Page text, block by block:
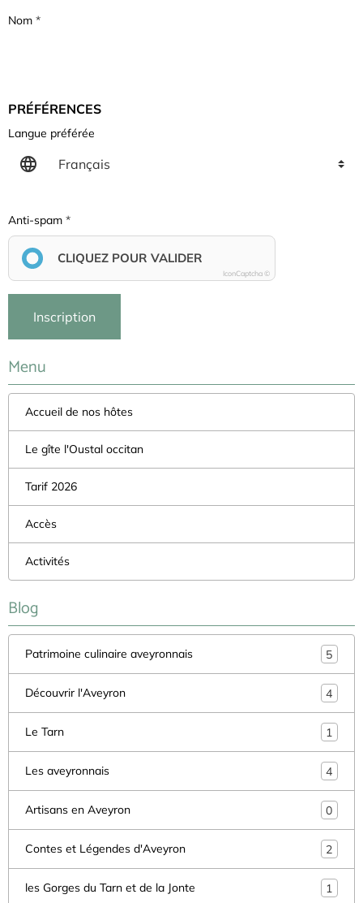
Nom
PRÉFÉRENCES
Langue préférée
Anti-spam
CLIQUEZ POUR VALIDER
IconCaptcha ©
Inscription
Menu
Accueil de nos hôtes
Le gîte l'Oustal occitan
Tarif 2026
Accès
Activités
Blog
Patrimoine culinaire aveyronnais 5
Découvrir l'Aveyron 4
Le Tarn 1
Les aveyronnais 4
Artisans en Aveyron 0
Contes et Légendes d'Aveyron 2
les Gorges du Tarn et de la Jonte 1